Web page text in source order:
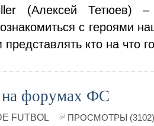
(Алексей Тетюев)
с героями
кто на что
на форумах ФС
FUTBOL ПРОСМОТРЫ (3102)